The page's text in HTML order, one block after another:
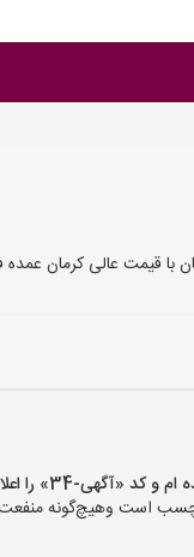
قیمت عالی کرمان
را اعلام کنید»
است وهیچ‌گونه منفعت و